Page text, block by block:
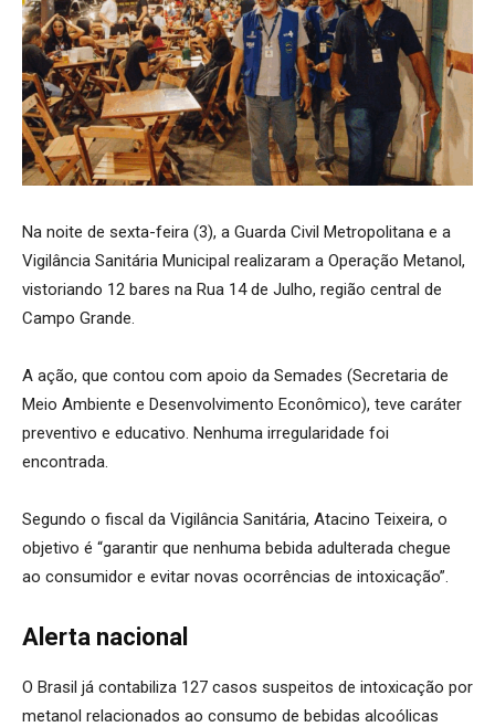
Na noite de sexta-feira (3), a Guarda Civil Metropolitana e a
Vigilância Sanitária Municipal realizaram a Operação Metanol,
vistoriando 12 bares na Rua 14 de Julho, região central de
Campo Grande.
A ação, que contou com apoio da Semades (Secretaria de
Meio Ambiente e Desenvolvimento Econômico), teve caráter
preventivo e educativo. Nenhuma irregularidade foi
encontrada.
Segundo o fiscal da Vigilância Sanitária, Atacino Teixeira, o
objetivo é “garantir que nenhuma bebida adulterada chegue
ao consumidor e evitar novas ocorrências de intoxicação”.
Alerta nacional
O Brasil já contabiliza 127 casos suspeitos de intoxicação por
metanol relacionados ao consumo de bebidas alcoólicas